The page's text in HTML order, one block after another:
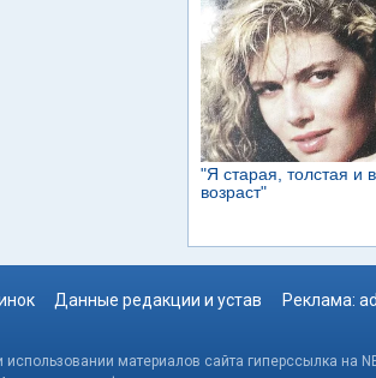
Данные редакции и устав Реклама:
материалов сайта гиперссылка на